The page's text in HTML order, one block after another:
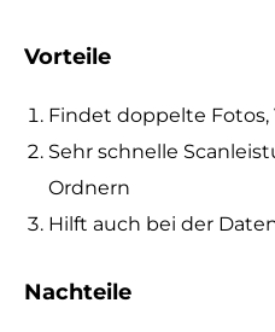
Vorteile
Findet doppelte
Sehr schnelle
Ordnern
Hilft auch bei der
Nachteile